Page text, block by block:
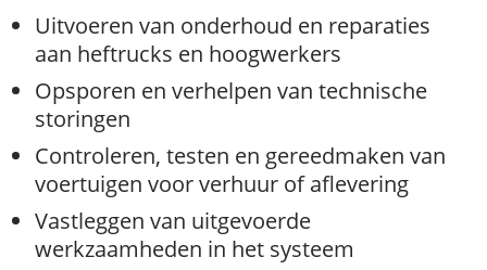
Uitvoeren van onderhoud en reparaties
aan heftrucks en hoogwerkers
Opsporen en verhelpen van technische
storingen
Controleren, testen en gereedmaken van
voertuigen voor verhuur of aflevering
Vastleggen van uitgevoerde
werkzaamheden in het systeem